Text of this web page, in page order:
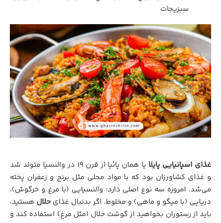
سبزیجات
غذای اسپانیایی پایلا
یا همان پائیا از قرن ۱۹ در والنسیا متولد شد
و غذای کشاورزان بود که با مواد محلی مثل برنج و زعفران پخته
می‌شد. امروزه سه نوع اصلی دارد: والنسیایی (با مرغ و خرگوش)،
دریایی (با میگو و ماهی) و مخلوط. اگر بدنبال غذای حلال هستید،
باید از رستوران بخواهید از گوشت حلال (مثل مرغ) استفاده کند و